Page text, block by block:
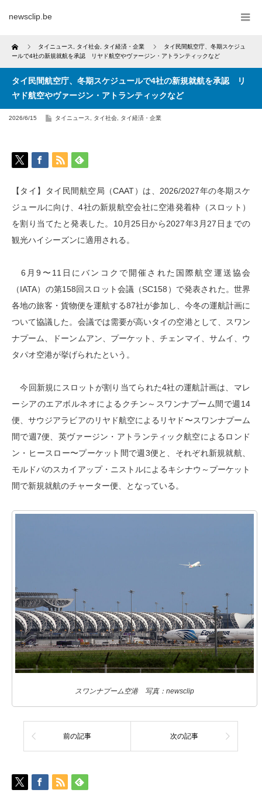
newsclip.be
Home タイニュース タイ社会 タイ経済・企業
タイ民間航空庁、冬期スケジュ
ールで4社の新規就航を承認 リヤド航空やヴァージン・アトランティックなど
タイ民間航空庁、冬期スケジュールで4社の新規就航を承認 リ
ヤド航空やヴァージン・アトランティックなど
2026/6/15 タイニュース タイ社会 タイ経済・企業
【タイ】タイ民間航空局（CAAT）は、2026/2027年の冬期スケ
ジュールに向け、4社の新規航空会社に空港発着枠（スロット）
を割り当てたと発表した。10月25日から2027年3月27日までの
観光ハイシーズンに適用される。
6月9〜11日にバンコクで開催された国際航空運送協会
（IATA）の第158回スロット会議（SC158）で発表された。世界
各地の旅客・貨物便を運航する87社が参加し、今冬の運航計画に
ついて協議した。会議では需要が高いタイの空港として、スワン
ナプーム、ドーンムアン、プーケット、チェンマイ、サムイ、ウ
タパオ空港が挙げられたという。
今回新規にスロットが割り当てられた4社の運航計画は、マレ
ーシアのエアボルネオによるクチン～スワンナプーム間で週14
便、サウジアラビアのリヤド航空によるリヤド〜スワンナプーム
間で週7便、英ヴァージン・アトランティック航空によるロンド
ン・ヒースロー〜プーケット間で週3便と、それぞれ新規就航、
モルドバのスカイアップ・ニストルによるキシナウ～プーケット
間で新規就航のチャーター便、となっている。
スワンナプーム空港 写真：newsclip
前の記事 次の記事